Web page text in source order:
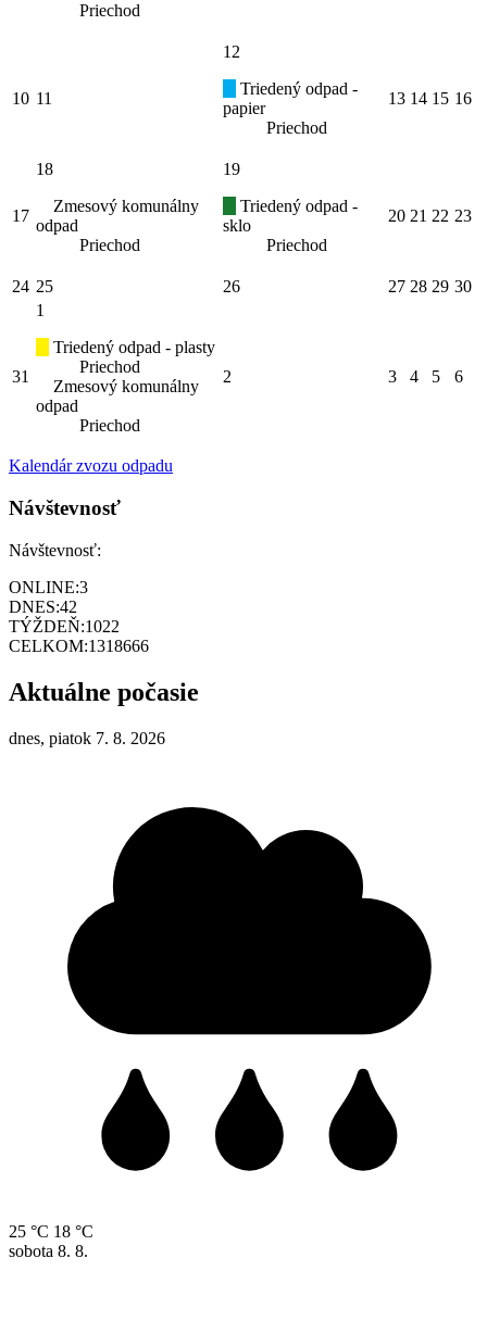
Priechod
10 11
12
Triedený odpad -
papier
Priechod
13 14 15 16
17
18
Zmesový komunálny
odpad
Priechod
19
Triedený odpad -
sklo
Priechod
20 21 22 23
24 25 26 27 28 29 30
31
1
Triedený odpad - plasty
Priechod
Zmesový komunálny
odpad
Priechod
2 3 4 5 6
Kalendár zvozu odpadu
Návštevnosť
Návštevnosť:
ONLINE:3
DNES:42
TÝŽDEŇ:1022
CELKOM:1318666
Aktuálne počasie
dnes, piatok 7. 8. 2026
25 °C 18 °C
sobota 8. 8.